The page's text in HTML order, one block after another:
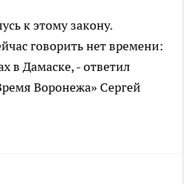
к этому закону.
говорить нет времени:
в Дамаске, - ответил
Воронежа» Сергей